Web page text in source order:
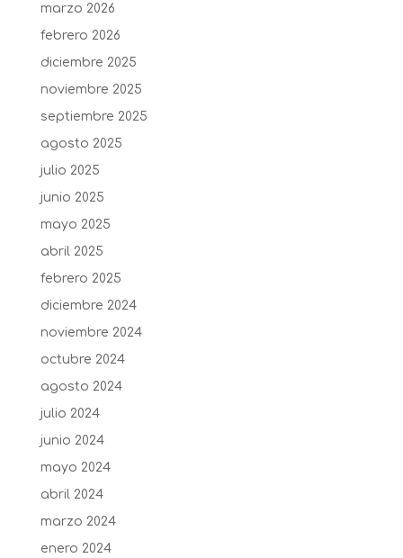
marzo 2026
febrero 2026
diciembre 2025
noviembre 2025
septiembre 2025
agosto 2025
julio 2025
junio 2025
mayo 2025
abril 2025
febrero 2025
diciembre 2024
noviembre 2024
octubre 2024
agosto 2024
julio 2024
junio 2024
mayo 2024
abril 2024
marzo 2024
enero 2024